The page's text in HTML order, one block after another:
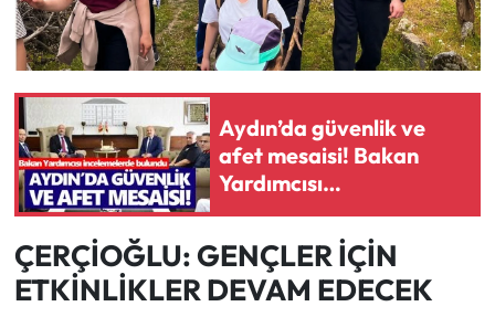
Aydın’da güvenlik ve
afet mesaisi! Bakan
Yardımcısı
incelemelerde bulundu
ÇERÇİOĞLU: GENÇLER İÇİN
ETKİNLİKLER DEVAM EDECEK